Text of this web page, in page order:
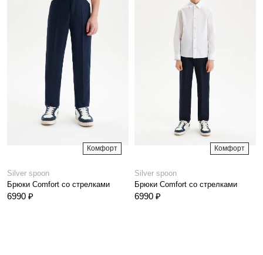
Комфорт
Silver spoon
Брюки Comfort со стрелками
6990 ₽
Комфорт
Silver spoon
Брюки Comfort со стрелками
6990 ₽